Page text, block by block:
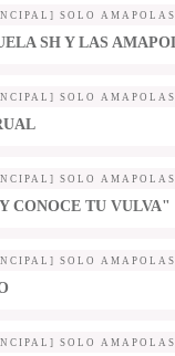
SOLO AMAPOLAS
SH Y LAS
SOLO AMAPOLAS
SOLO AMAPOLAS
CONOCE TU VULVA"
SOLO AMAPOLAS
SOLO AMAPOLAS